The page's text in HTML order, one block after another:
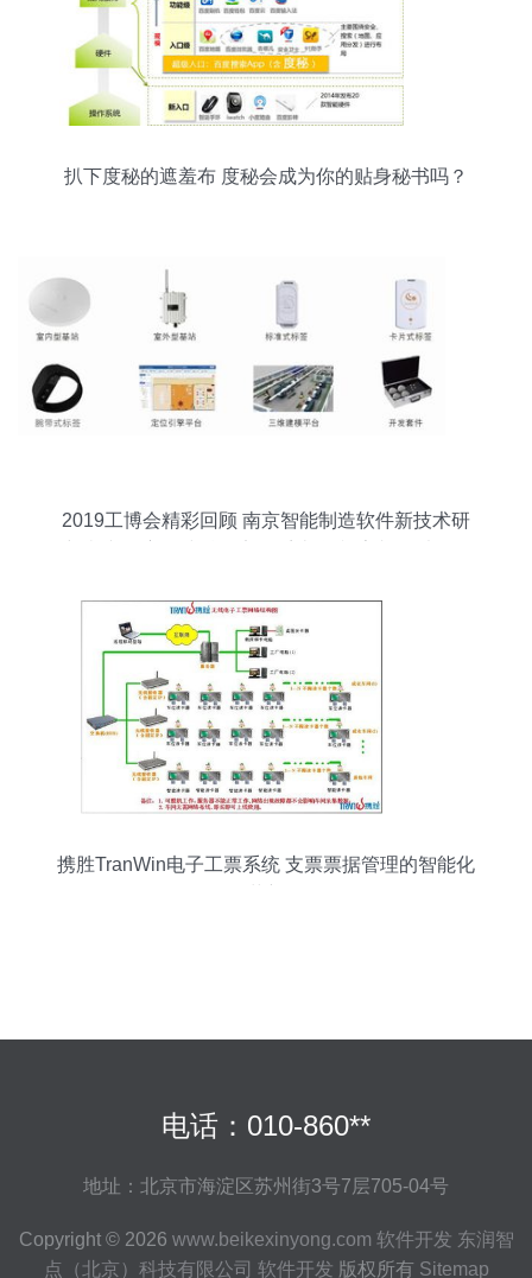
扒下度秘的遮羞布 度秘会成为你的贴身秘书吗？
2019工博会精彩回顾 南京智能制造软件新技术研
携胜TranWin电子工票系统 支票票据管理的智能化
电话：010-860**
地址：北京市海淀区苏州街3号7层705-04号
Copyright © 2026 www.beikexinyong.com 软件开发 东润智
点（北京）科技有限公司 软件开发 版权所有 Sitemap